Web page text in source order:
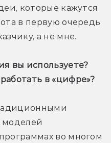
которые кажутся
в первую очередь
а не мне.
вы используете?
в «цифре»?
моделей
во многом